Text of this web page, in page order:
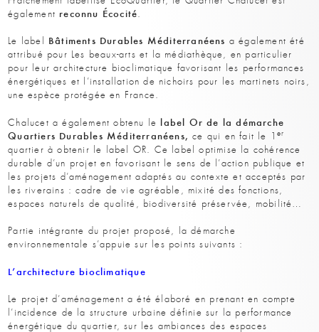
également reconnu Écocité.
Le label Bâtiments Durables Méditerranéens a également été
attribué pour Les beaux-arts et la médiathèque, en particulier
pour leur architecture bioclimatique favorisant les performances
énergétiques et l’installation de nichoirs pour les martinets noirs,
une espèce protégée en France.
Chalucet a également obtenu le label Or de la démarche
Quartiers Durables Méditerranéens, ce qui en fait le 1er
quartier à obtenir le label OR. Ce label optimise la cohérence
durable d’un projet en favorisant le sens de l’action publique et
les projets d’aménagement adaptés au contexte et acceptés par
les riverains : cadre de vie agréable, mixité des fonctions,
espaces naturels de qualité, biodiversité préservée, mobilité…
Partie intégrante du projet proposé, la démarche
environnementale s’appuie sur les points suivants :
L’architecture bioclimatique
Le projet d’aménagement a été élaboré en prenant en compte
l’incidence de la structure urbaine définie sur la performance
énergétique du quartier, sur les ambiances des espaces